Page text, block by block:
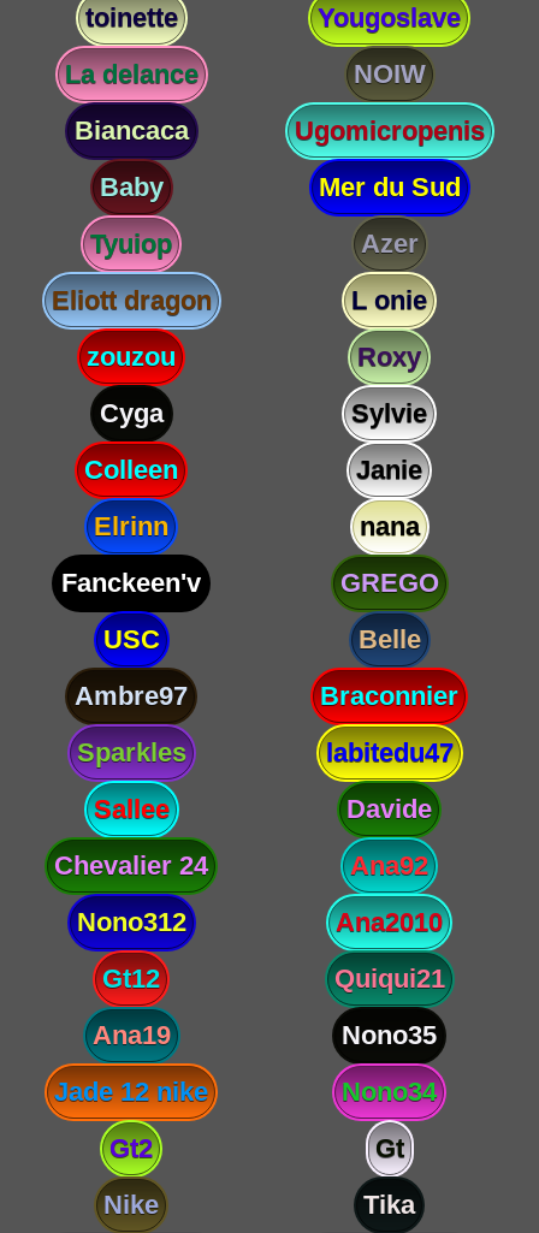
toinette
Yougoslave
La delance
NOIW
Biancaca
Ugomicropenis
Baby
Mer du Sud
Tyuiop
Azer
Eliott dragon
L onie
zouzou
Roxy
Cyga
Sylvie
Colleen
Janie
Elrinn
nana
Fanckeen'v
GREGO
USC
Belle
Ambre97
Braconnier
Sparkles
labitedu47
Sallee
Davide
Chevalier 24
Ana92
Nono312
Ana2010
Gt12
Quiqui21
Ana19
Nono35
Jade 12 nike
Nono34
Gt2
Gt
Nike
Tika